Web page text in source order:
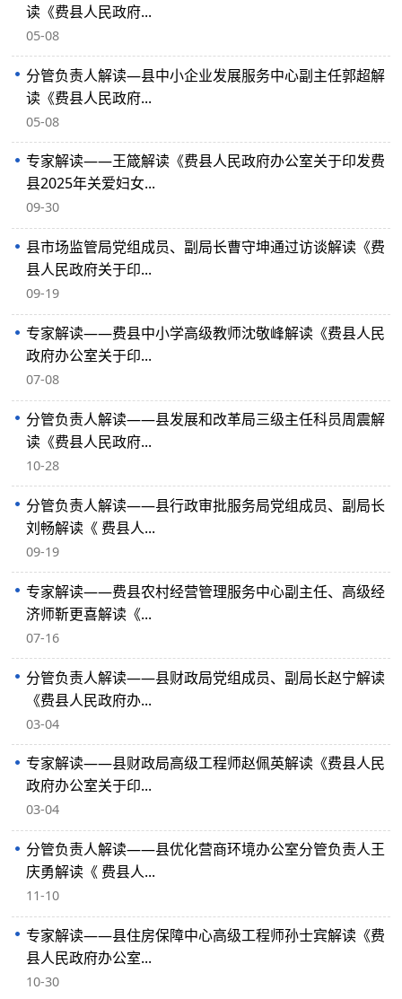
读《费县人民政府...
05-08
分管负责人解读—县中小企业发展服务中心副主任郭超解
读《费县人民政府...
05-08
专家解读——王箴解读《费县人民政府办公室关于印发费
县2025年关爱妇女...
09-30
县市场监管局党组成员、副局长曹守坤通过访谈解读《费
县人民政府关于印...
09-19
专家解读——费县中小学高级教师沈敬峰解读《费县人民
政府办公室关于印...
07-08
分管负责人解读——县发展和改革局三级主任科员周震解
读《费县人民政府...
10-28
分管负责人解读——县行政审批服务局党组成员、副局长
刘畅解读《 费县人...
09-19
专家解读——费县农村经营管理服务中心副主任、高级经
济师靳更喜解读《...
07-16
分管负责人解读——县财政局党组成员、副局长赵宁解读
《费县人民政府办...
03-04
专家解读——县财政局高级工程师赵佩英解读《费县人民
政府办公室关于印...
03-04
分管负责人解读——县优化营商环境办公室分管负责人王
庆勇解读《 费县人...
11-10
专家解读——县住房保障中心高级工程师孙士宾解读《费
县人民政府办公室...
10-30